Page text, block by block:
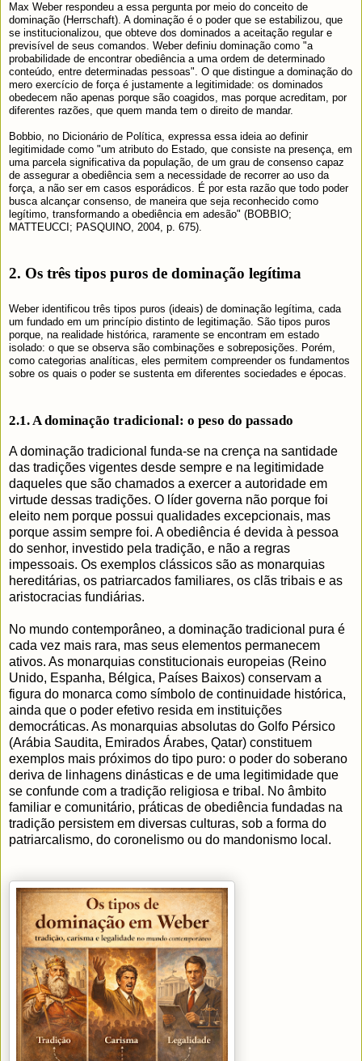
Max Weber respondeu a essa pergunta por meio do conceito de
dominação (Herrschaft). A dominação é o poder que se estabilizou, que
se institucionalizou, que obteve dos dominados a aceitação regular e
previsível de seus comandos. Weber definiu dominação como "a
probabilidade de encontrar obediência a uma ordem de determinado
conteúdo, entre determinadas pessoas". O que distingue a dominação do
mero exercício de força é justamente a legitimidade: os dominados
obedecem não apenas porque são coagidos, mas porque acreditam, por
diferentes razões, que quem manda tem o direito de mandar.
Bobbio, no Dicionário de Política, expressa essa ideia ao definir
legitimidade como "um atributo do Estado, que consiste na presença, em
uma parcela significativa da população, de um grau de consenso capaz
de assegurar a obediência sem a necessidade de recorrer ao uso da
força, a não ser em casos esporádicos. É por esta razão que todo poder
busca alcançar consenso, de maneira que seja reconhecido como
legítimo, transformando a obediência em adesão" (BOBBIO;
MATTEUCCI; PASQUINO, 2004, p. 675).
2. Os três tipos puros de dominação legítima
Weber identificou três tipos puros (ideais) de dominação legítima, cada
um fundado em um princípio distinto de legitimação. São tipos puros
porque, na realidade histórica, raramente se encontram em estado
isolado: o que se observa são combinações e sobreposições. Porém,
como categorias analíticas, eles permitem compreender os fundamentos
sobre os quais o poder se sustenta em diferentes sociedades e épocas.
2.1. A dominação tradicional: o peso do passado
A dominação tradicional funda-se na crença na santidade
das tradições vigentes desde sempre e na legitimidade
daqueles que são chamados a exercer a autoridade em
virtude dessas tradições. O líder governa não porque foi
eleito nem porque possui qualidades excepcionais, mas
porque assim sempre foi. A obediência é devida à pessoa
do senhor, investido pela tradição, e não a regras
impessoais. Os exemplos clássicos são as monarquias
hereditárias, os patriarcados familiares, os clãs tribais e as
aristocracias fundiárias.
No mundo contemporâneo, a dominação tradicional pura é
cada vez mais rara, mas seus elementos permanecem
ativos. As monarquias constitucionais europeias (Reino
Unido, Espanha, Bélgica, Países Baixos) conservam a
figura do monarca como símbolo de continuidade histórica,
ainda que o poder efetivo resida em instituições
democráticas. As monarquias absolutas do Golfo Pérsico
(Arábia Saudita, Emirados Árabes, Qatar) constituem
exemplos mais próximos do tipo puro: o poder do soberano
deriva de linhagens dinásticas e de uma legitimidade que
se confunde com a tradição religiosa e tribal. No âmbito
familiar e comunitário, práticas de obediência fundadas na
tradição persistem em diversas culturas, sob a forma do
patriarcalismo, do coronelismo ou do mandonismo local.